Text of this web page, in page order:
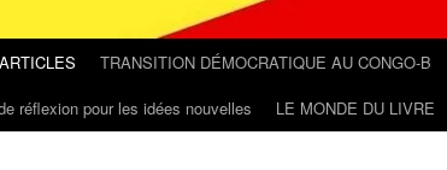
TRANSITION DÉMOCRATIQUE AU CONGO-B
réflexion pour les idées nouvelles LE MONDE DU LIVRE